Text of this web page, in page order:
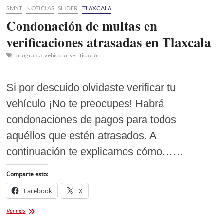
SMYT NOTICIAS SLIDER TLAXCALA
Condonación de multas en
verificaciones atrasadas en Tlaxcala
programa vehiculo verificación
Si por descuido olvidaste verificar tu
vehículo ¡No te preocupes! Habrá
condonaciones de pagos para todos
aquéllos que estén atrasados. A
continuación te explicamos cómo……
Comparte esto:
Facebook X
Ver másCondonación